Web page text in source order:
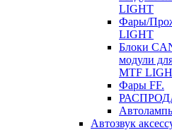
LIGHT
Фары/
LIGHT
Блоки
модули
MTF
Фары FF.
Автозвук